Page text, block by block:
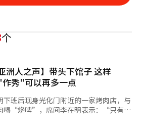
个
亚洲人之声】带头下馆子 这样
秀"可以再多一点
班后现身光化门附近的一家烤肉店，与
喝“烧啤”，席间李在明表示：“只有胡
荡后社会秩